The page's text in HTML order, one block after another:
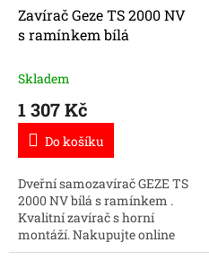
Zavírač Geze TS 2000 NV
s ramínkem bílá
Skladem
1 307 Kč
Do košíku
Dveřní samozavírač GEZE TS
2000 NV bílá s ramínkem .
Kvalitní zavírač s horní
montáží. Nakupujte online
kvalitní samozavírače GEZE